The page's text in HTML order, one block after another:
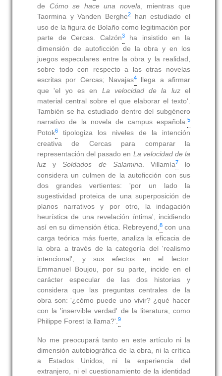
de Cómo se hace una novela, mientras que
Taormina y Vanden Berghe2
han estudiado el
uso de la figura de Bolaño como legitimación por
parte de Cercas. Calzón3ha insistido en la
dimensión de autoficción de la obra y en los
juegos especulares entre la obra y la realidad,
sobre todo con respecto a las otras novelas
escritas por Cercas; Navajas4
llega a afirmar
que 'el yo es en La velocidad de la luzel
material central sobre el que elaborar el texto'.
También se ha estudiado dentro del subgénero
narrativo de la novela de campus española.5
Potok6
tipologiza los niveles de la intención
creativa de Cercas para comparar la
representación del pasado en La velocidad de la
luz ySoldados de Salamina. Villamía7
lo
considera un culmen de la autoficción con sus
dos grandes vertientes: 'por un lado la
sugestividad proteica de una superposición de
planos narrativos y por otro, la indagación
heurística de una revelación íntima', incidiendo
así en su dimensión ética. Rebreyend,8con una
carga teórica más fuerte, analiza la eficacia de
la obra a través de la categoría del 'realismo
intencional', y sus efectos en el lector.
Emmanuel Boujou, por su parte, incide en el
carácter especular de las dos historias y
considera que las preguntas centrales de la
obra son: '¿cómo puede uno vivir? ¿qué hacer
con la 'inservible verdad' de la literatura, como
Philippe Forest la llama?'.9
No me preocupará tanto en este artículo ni la
dimensión autobiográfica de la obra, ni la crítica
a Estados Unidos, ni la experiencia del
extranjero, ni el cuestionamiento de la identidad